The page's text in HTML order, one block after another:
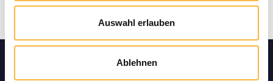
Auswahl erlauben
Ablehnen